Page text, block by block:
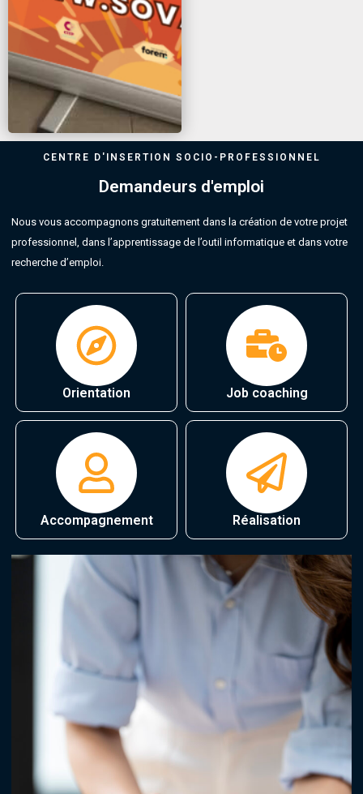
CENTRE D'INSERTION SOCIO-PROFESSIONNEL
Demandeurs d'emploi
Nous vous accompagnons gratuitement dans la création de votre projet
professionnel, dans l’apprentissage de l’outil informatique et dans votre
recherche d’emploi.
Orientation Job coaching
Accompagnement Réalisation